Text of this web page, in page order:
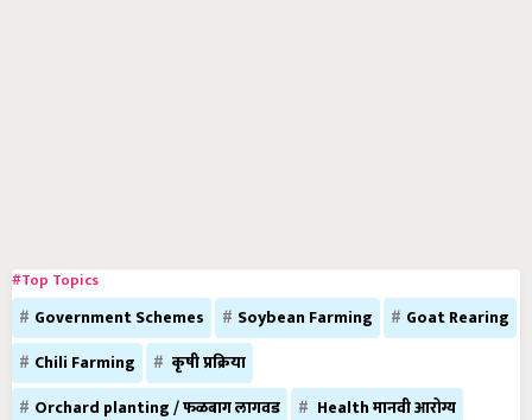
#Top Topics
Government Schemes Soybean Farming
Goat Rearing
Chili Farming
कृषी प्रक्रिया
Orchard planting / फळबाग लागवड
Health मानवी आरोग्य